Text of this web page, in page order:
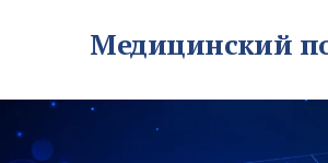
Медицинский